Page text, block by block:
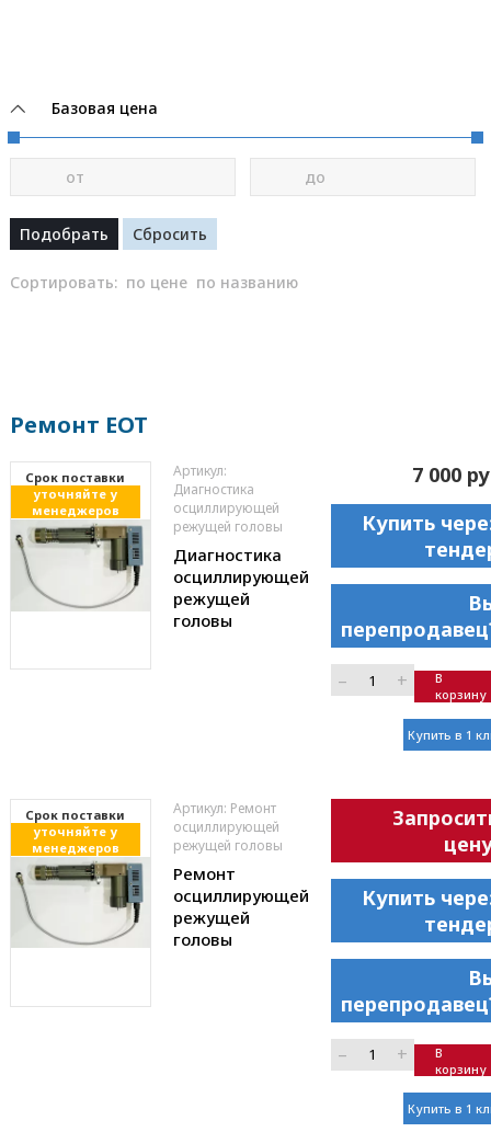
Базовая цена
от до
Сортировать: по цене по названию
Ремонт EOT
Cрок поставки
уточняйте у
менеджеров
Артикул:
Диагностика
осциллирующей
режущей головы
Диагностика
осциллирующей
режущей
головы
7 000
Купить
– +
В
корзину
Купить в 1
Cрок поставки
уточняйте у
менеджеров
Артикул: Ремонт
осциллирующей
режущей головы
Ремонт
осциллирующей
режущей
головы
Купить
– +
В
корзину
Купить в 1